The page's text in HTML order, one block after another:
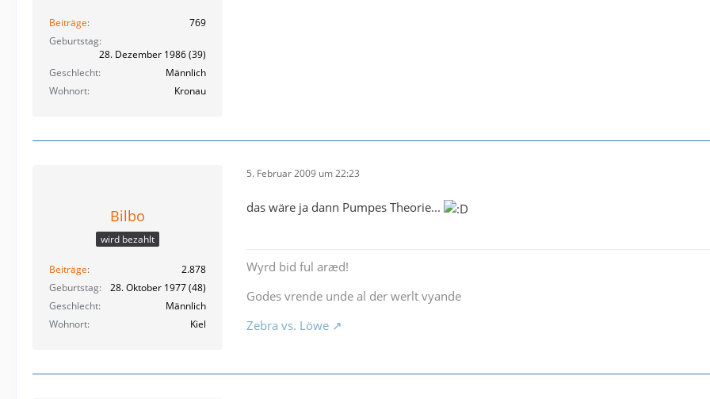
Beiträge
769
Geburtstag
28. Dezember 1986 (39)
Geschlecht
Männlich
Wohnort
Kronau
Bilbo
wird bezahlt
Beiträge
2.878
Geburtstag
28. Oktober 1977 (48)
Geschlecht
Männlich
Wohnort
Kiel
5. Februar 2009 um 22:23
das wäre ja dann Pumpes Theorie...
Wyrd bid ful aræd!
Godes vrende unde al der werlt vyande
Zebra vs. Löwe